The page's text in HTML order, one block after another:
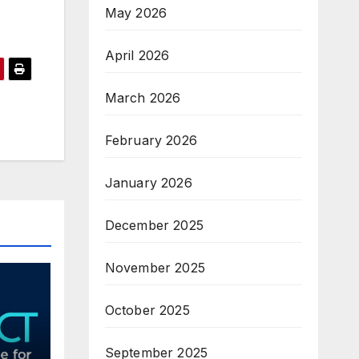
May 2026
April 2026
March 2026
February 2026
January 2026
December 2025
November 2025
October 2025
September 2025